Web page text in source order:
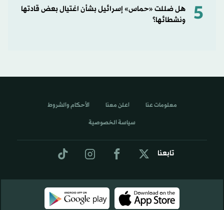
5
هل ضللت «حماس» إسرائيل بشأن اغتيال بعض قادتها
ونشطائها؟
تابعنا
معلومات عنا اعلن معنا الأحكام والشروط
سياسة الخصوصية